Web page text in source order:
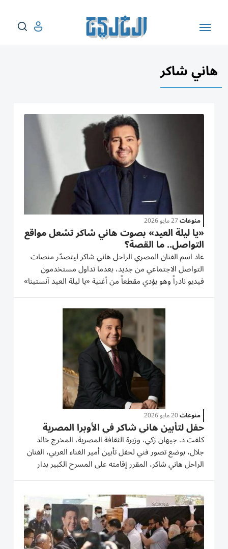
هاني شاكر
منوعات27 مايو 2026
«يا ليلة العيد» بصوت هاني شاكر تشعل مواقع
التواصل.. ما القصة؟
عاد اسم الفنان المصري الراحل هاني شاكر ليتصدّر منصات
التواصل الاجتماعي من جديد، بعدما تداول مستخدمون
فيديو نادراً وهو يؤدي مقطعاً من أغنية «يا ليلة العيد آنستينا»
لكوكب الشرق أم كلثوم، في مشهد أعاد مشاعر الحنين
والتأثر لدى جمهوره ومحبيه. «يا ليلة العيد»..تفاعل واسع
منوعات20 مايو 2026
حفل لتأبين هاني شاكر في الأوبرا المصرية
كلفت د. جيهان زكي، وزيرة الثقافة المصرية، المخرج خالد
جلال، بوضع تصور فني لحفل تأبين أمير الغناء العربي، الفنان
الراحل هاني شاكر، المقرر إقامته على المسرح الكبير بدار
الأوبرا المصرية. وتواصلت وزيرة الثقافة مع الشاعر الغنائي د.